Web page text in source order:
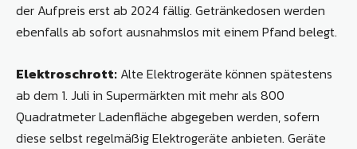
der Aufpreis erst ab 2024 fällig. Getränkedosen werden
ebenfalls ab sofort ausnahmslos mit einem Pfand belegt.
Elektroschrott: Alte Elektrogeräte können spätestens
ab dem 1. Juli in Supermärkten mit mehr als 800
Quadratmeter Ladenfläche abgegeben werden, sofern
diese selbst regelmäßig Elektrogeräte anbieten. Geräte